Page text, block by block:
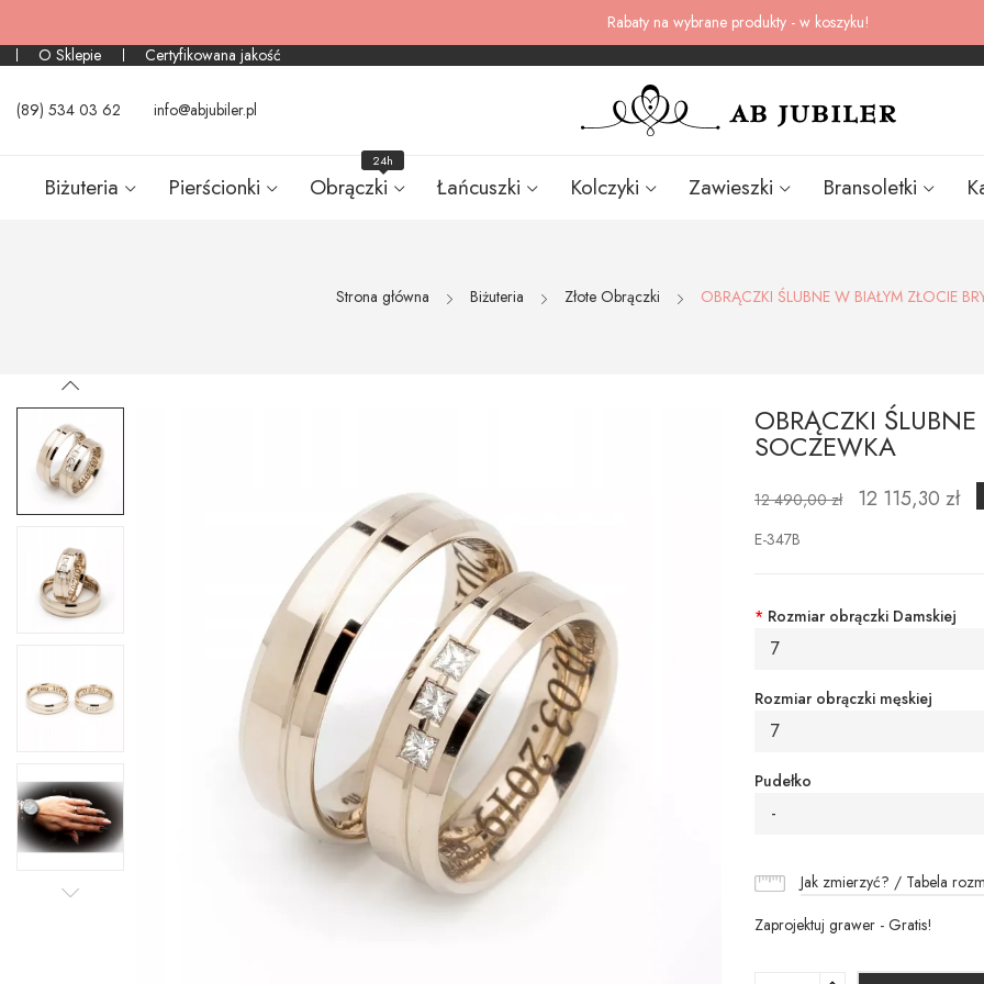
Rabaty na wybrane produkty - w koszyku!
O Sklepie
Certyfikowana jakość
(89) 534 03 62 info@abjubiler.pl
Biżuteria Pierścionki Obrączki
24h
Łańcuszki Kolczyki Zawieszki Bransoletki
Strona główna Biżuteria Złote Obrączki OBRĄCZKI ŚLUBNE W BIAŁYM ZŁOCIE
OBRĄCZKI
SOCZEWKA
12 490,00 zł 12 115,30 zł
E-347B
* Rozmiar obrączki Damskiej
7
Rozmiar obrączki męskiej
7
Pudełko
-
Jak zmierzyć? / Tabela
Zaprojektuj grawer - Gratis!